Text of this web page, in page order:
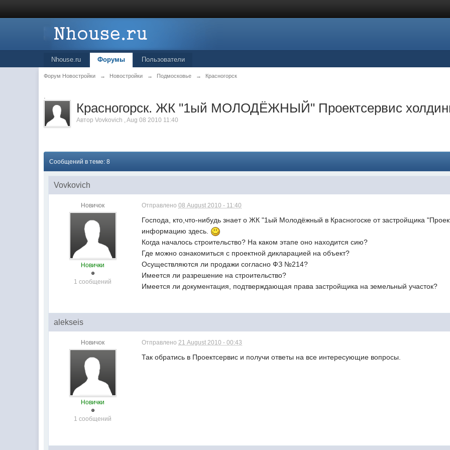
Nhouse.ru Форумы Пользователи
Форум Новостройки → Новостройки → Подмосковье → Красногорск
.
Красногорск. ЖК "1ый МОЛОДЁЖНЫЙ" Проектсервис
АвторVovkovich ,Aug 08 2010 11:40
Сообщений в теме: 8
Vovkovich
Новичок
Новички
1 сообщений
Отправлено08 August 2010 - 11:40
Господа, кто,что-нибудь знает о ЖК "1ый Молодёжный в Красногоске от застройщика
информацию здесь.
Когда началось строительство? На каком этапе оно находится сию?
Где можно ознакомиться с проектной дикларацией на объект?
Осуществляются ли продажи согласно ФЗ №214?
Имеется ли разрешение на строительство?
Имеется ли документация, подтверждающая права застройщика на земельный участок?
alekseis
Новичок
Новички
1 сообщений
Отправлено21 August 2010 - 00:43
Так обратись в Проектсервис и получи ответы на все интересующие вопросы.